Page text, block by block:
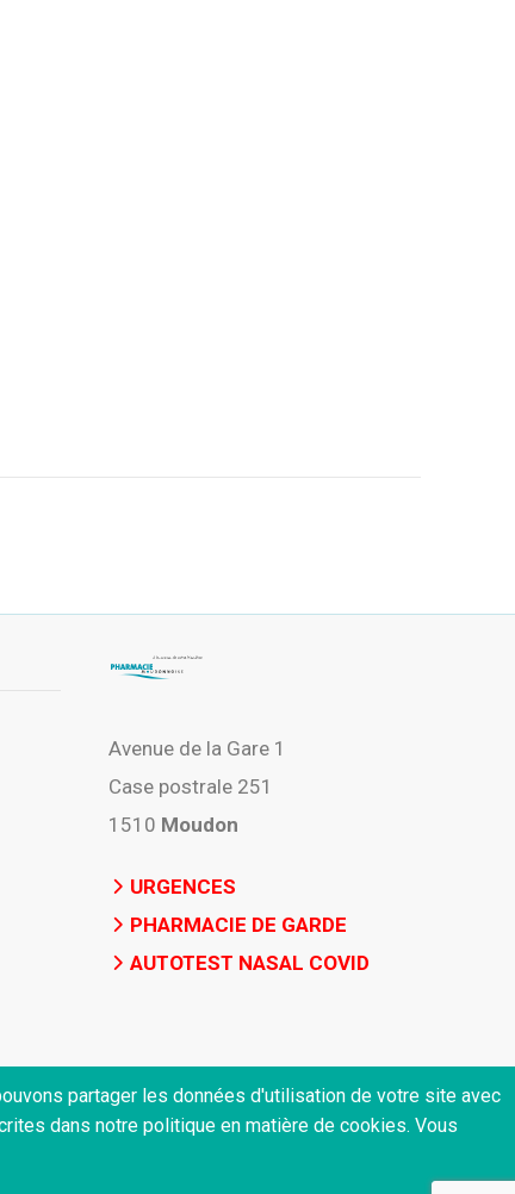
Avenue de la Gare 1
Case postrale 251
1510 Moudon
URGENCES
PHARMACIE DE GARDE
AUTOTEST NASAL COVID
partager les données d'utilisation de votre site avec
dans notre politique en matière de cookies. Vous